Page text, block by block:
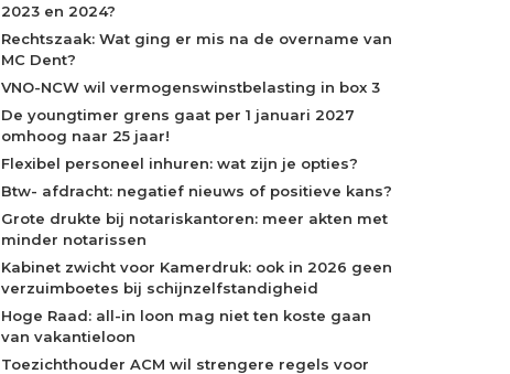
2023 en 2024?
Rechtszaak: Wat ging er mis na de overname van
MC Dent?
VNO-NCW wil vermogenswinstbelasting in box 3
De youngtimer grens gaat per 1 januari 2027
omhoog naar 25 jaar!
Flexibel personeel inhuren: wat zijn je opties?
Btw- afdracht: negatief nieuws of positieve kans?
Grote drukte bij notariskantoren: meer akten met
minder notarissen
Kabinet zwicht voor Kamerdruk: ook in 2026 geen
verzuimboetes bij schijnzelfstandigheid
Hoge Raad: all-in loon mag niet ten koste gaan
van vakantieloon
Toezichthouder ACM wil strengere regels voor